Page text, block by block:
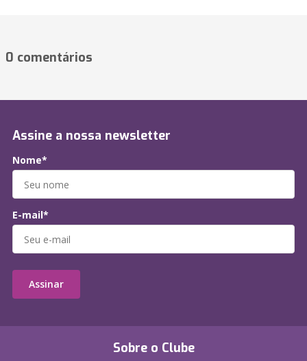
0 comentários
Sobre o Clube
Assine a nossa newsletter
Nome*
E-mail*
Assinar